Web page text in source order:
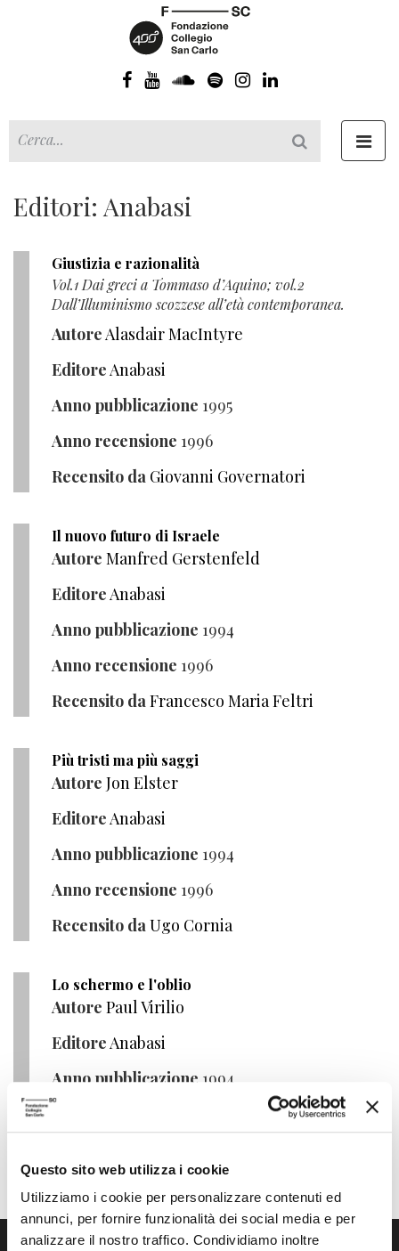
Questo sito web utilizza i cookie
Utilizziamo i cookie per personalizzare contenuti ed
annunci, per fornire funzionalità dei social media e per
analizzare il nostro traffico. Condividiamo inoltre
Editori: Anabasi
Giustizia e razionalità
Vol.1 Dai greci a Tommaso d’Aquino; vol.2
Dall’Illuminismo scozzese all’età contemporanea.
AutoreAlasdair MacIntyre
EditoreAnabasi
Anno pubblicazione 1995
Anno recensione 1996
Recensito da Giovanni Governatori
Il nuovo futuro di Israele
Autore Manfred Gerstenfeld
EditoreAnabasi
Anno pubblicazione 1994
Anno recensione 1996
Recensito daFrancesco Maria Feltri
Più tristi ma più saggi
Autore Jon Elster
EditoreAnabasi
Anno pubblicazione 1994
Anno recensione 1996
Recensito daUgo Cornia
Lo schermo e l'oblio
Autore Paul Virilio
EditoreAnabasi
Anno pubblicazione 1994